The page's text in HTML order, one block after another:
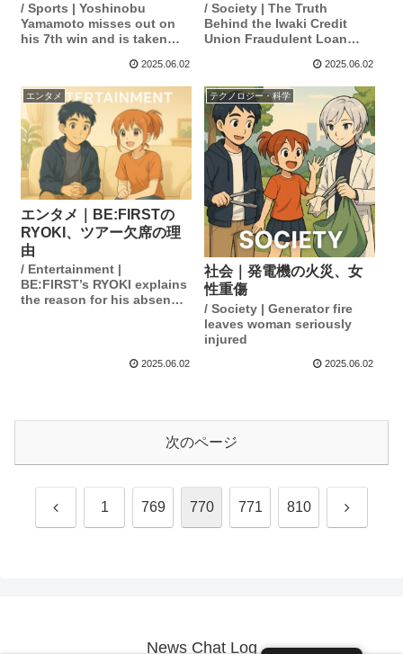
/ Sports | Yoshinobu
Yamamoto misses out on
his 7th win and is taken
2025.06.02
/ Society | The Truth
Behind the Iwaki Credit
Union Fraudulent Loan
2025.06.02
エンタメ
エンタメ｜BE:FIRSTの
RYOKI、ツアー欠席の理
由
/ Entertainment |
BE:FIRST’s RYOKI explains
the reason for his absence
2025.06.02
テクノロジー・科学
社会｜発電機の火災、女
性重傷
/ Society | Generator fire
leaves woman seriously
injured
2025.06.02
次のページ
前 1 769 770 771 810 次
News Chat Log